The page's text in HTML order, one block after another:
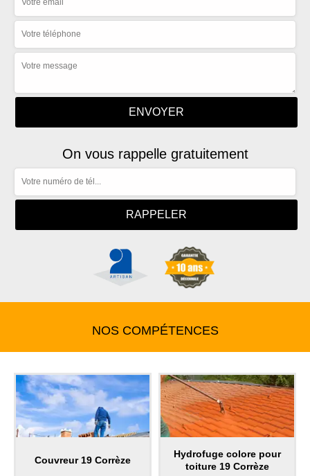
On vous rappelle gratuitement
NOS COMPÉTENCES
Couvreur 19 Corrèze
Hydrofuge colore pour
toiture 19 Corrèze